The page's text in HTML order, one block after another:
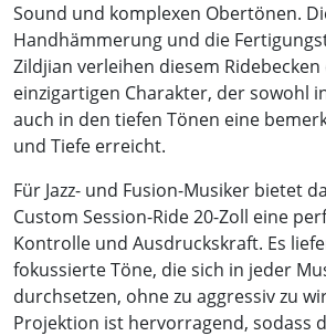
Sound und komplexen Obertönen.
Handhämmerung und die
Zildjian verleihen diesem Ridebecken
einzigartigen Charakter, der sowohl
auch in den tiefen Tönen eine
und Tiefe erreicht.
Für Jazz- und Fusion-Musiker bietet
Custom Session-Ride 20-Zoll eine
Kontrolle und Ausdruckskraft. Es
fokussierte Töne, die sich in jeder
durchsetzen, ohne zu aggressiv zu
Projektion ist hervorragend, sodass